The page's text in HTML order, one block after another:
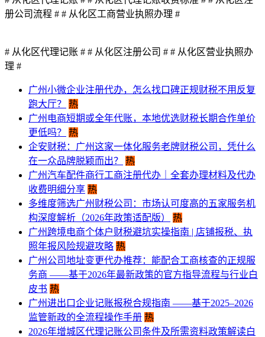
册公司流程 # # 从化区工商营业执照办理 #
# 从化区代理记账 # # 从化区注册公司 # # 从化区营业执照办
理 #
广州小微企业注册代办，怎么找口碑正规财税不用反复
跑大厅？
热
广州电商短期或全年代账，本地优选财税长期合作单价
更低吗？
热
企安财税：广州这家一体化服务老牌财税公司，凭什么
在一众品牌脱颖而出？
热
广州汽车配件商行工商注册代办｜全套办理材料及代办
收费明细分享 热
多维度筛选广州财税公司：市场认可度高的五家服务机
构深度解析（2026年政策适配版）
热
​广州跨境电商个体户财税避坑实操指南 | 店铺报税、执
照年报风险规避攻略 热
广州公司地址变更代办推荐：能配合工商核查的正规服
务商 ——基于2026年最新政策的官方指导流程与行业白
皮书 热
广州进出口企业记账报税合规指南 ——基于2025–2026
监管新政的全流程操作手册 热
2026年增城区代理记账公司条件及所需资料政策解读白